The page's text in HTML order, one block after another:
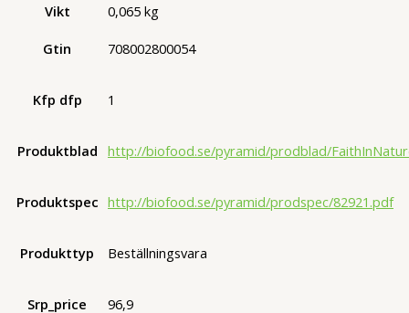
Vikt 0,065 kg
Gtin 708002800054
Kfp dfp 1
Produktblad http://biofood.se/pyramid/prodblad/
Produktspec http://biofood.se/pyramid/prodspec/82921.pdf
Produkttyp Beställningsvara
Srp_price 96,9